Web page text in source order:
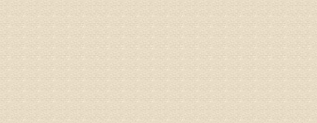
通过上
来我院
姓名：
病情描
专家回